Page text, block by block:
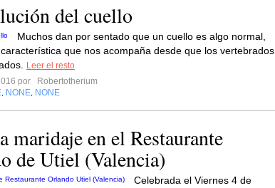
del cuello
Muchos dan por sentado que un cuello es algo normal,
que nos acompaña desde que los vertebrados
Leer el resto
por
Robertotherium
NONE NONE
maridaje en el Restaurante
de Utiel (Valencia)
Celebrada el Viernes 4 de